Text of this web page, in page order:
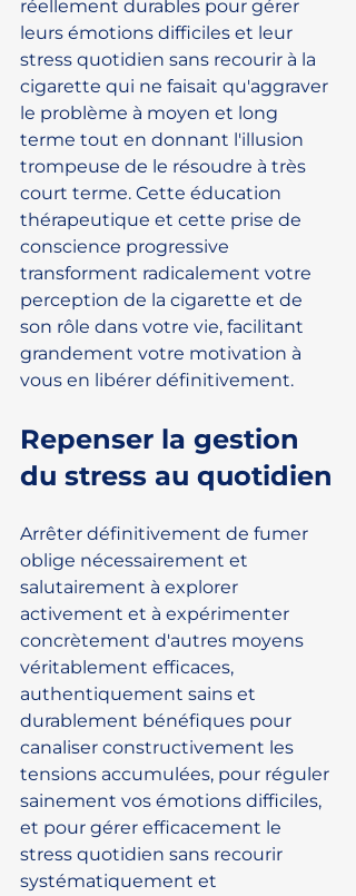
réellement durables pour gérer
leurs émotions difficiles et leur
stress quotidien sans recourir à la
cigarette qui ne faisait qu'aggraver
le problème à moyen et long
terme tout en donnant l'illusion
trompeuse de le résoudre à très
court terme. Cette éducation
thérapeutique et cette prise de
conscience progressive
transforment radicalement votre
perception de la cigarette et de
son rôle dans votre vie, facilitant
grandement votre motivation à
vous en libérer définitivement.
Repenser la gestion
du stress au quotidien
Arrêter définitivement de fumer
oblige nécessairement et
salutairement à explorer
activement et à expérimenter
concrètement d'autres moyens
véritablement efficaces,
authentiquement sains et
durablement bénéfiques pour
canaliser constructivement les
tensions accumulées, pour réguler
sainement vos émotions difficiles,
et pour gérer efficacement le
stress quotidien sans recourir
systématiquement et